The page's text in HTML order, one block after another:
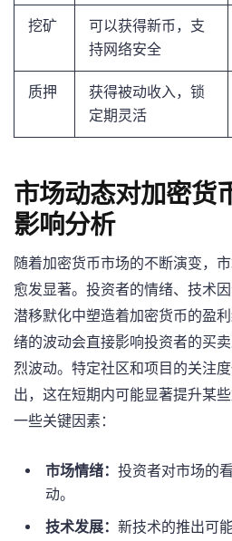
挖矿
可以获得新币，支
持网络安全
质押
获得被动收入，锁
定期灵活
市场动态对加密货
影响分析
随着加密货币市场的不断演变，
愈发显著。投资者的情绪、技术
潜移默化中塑造着加密货币的盈
绪的波动会直接影响投资者的买
烈波动。特定社区和项目的关注
出，这在短期内可能显著提升某
一些关键因素：
市场情绪： 投资者对市场的
动。
技术发展： 新技术的推出可